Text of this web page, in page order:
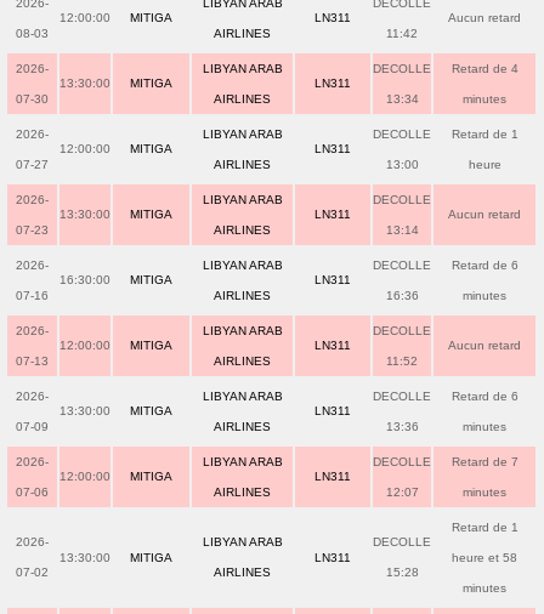
2026-
08-03
12:00:00 MITIGA
LIBYAN ARAB
AIRLINES
LN311
DECOLLE
11:42
Aucun retard
2026-
07-30
13:30:00 MITIGA
LIBYAN ARAB
AIRLINES
LN311
DECOLLE
13:34
Retard de 4
minutes
2026-
07-27
12:00:00 MITIGA
LIBYAN ARAB
AIRLINES
LN311
DECOLLE
13:00
Retard de 1
heure
2026-
07-23
13:30:00 MITIGA
LIBYAN ARAB
AIRLINES
LN311
DECOLLE
13:14
Aucun retard
2026-
07-16
16:30:00 MITIGA
LIBYAN ARAB
AIRLINES
LN311
DECOLLE
16:36
Retard de 6
minutes
2026-
07-13
12:00:00 MITIGA
LIBYAN ARAB
AIRLINES
LN311
DECOLLE
11:52
Aucun retard
2026-
07-09
13:30:00 MITIGA
LIBYAN ARAB
AIRLINES
LN311
DECOLLE
13:36
Retard de 6
minutes
2026-
07-06
12:00:00 MITIGA
LIBYAN ARAB
AIRLINES
LN311
DECOLLE
12:07
Retard de 7
minutes
2026-
07-02
13:30:00 MITIGA
LIBYAN ARAB
AIRLINES
LN311
DECOLLE
15:28
Retard de 1
heure et 58
minutes